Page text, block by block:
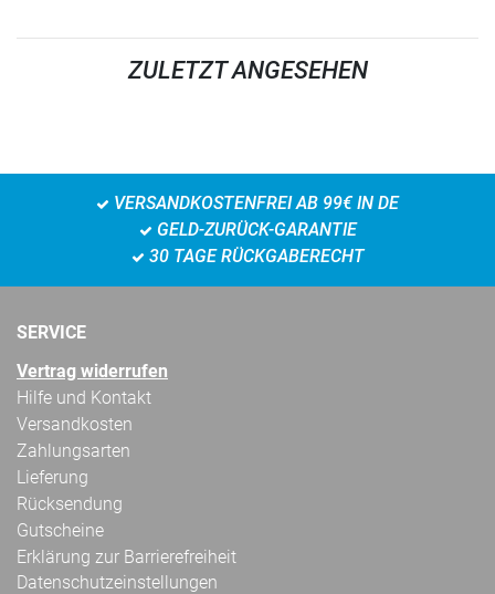
ZULETZT ANGESEHEN
VERSANDKOSTENFREI AB 99€ IN DE
GELD-ZURÜCK-GARANTIE
30 TAGE RÜCKGABERECHT
SERVICE
Vertrag widerrufen
Hilfe und Kontakt
Versandkosten
Zahlungsarten
Lieferung
Rücksendung
Gutscheine
Erklärung zur Barrierefreiheit
Datenschutzeinstellungen